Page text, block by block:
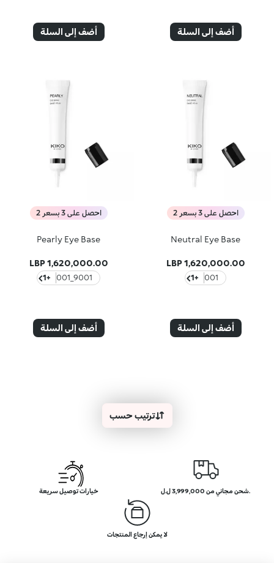
أضف إلى السلة أضف إلى السلة
احصل على 3 بسعر 2
Neutral Eye Base
1,620,000.00 LBP
001
+1
أضف إلى السلة
احصل على 3 بسعر 2
Pearly Eye Base
1,620,000.00 LBP
9001_001
+1
أضف إلى السلة
ترتيب حسب
.شحن مجاني من 3,999,000 ل.ل خيارات توصيل سريعة
لا يمكن إرجاع المنتجات